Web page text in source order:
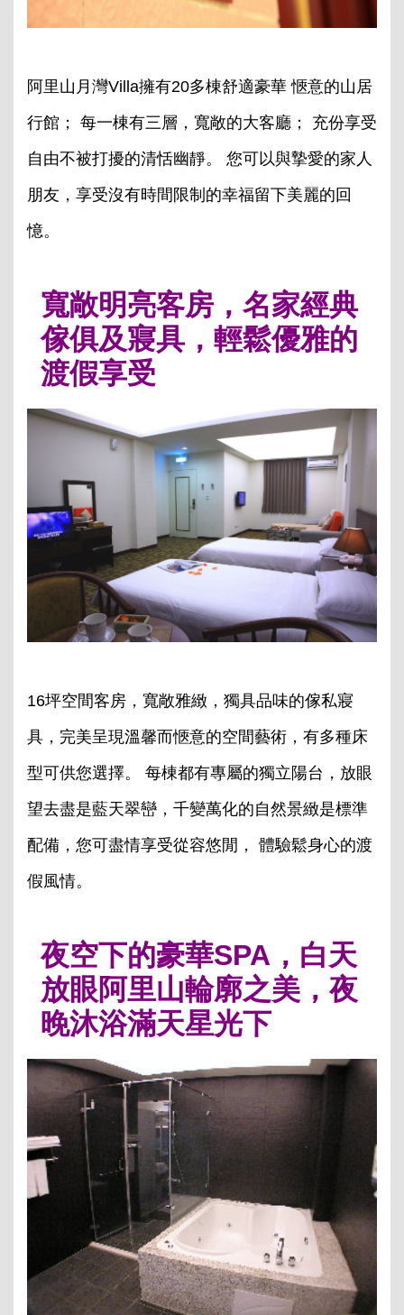
阿里山月灣Villa擁有20多棟舒適豪華 愜意的山居
行館； 每一棟有三層，寬敞的大客廳； 充份享受
自由不被打擾的清恬幽靜。 您可以與摯愛的家人
朋友，享受沒有時間限制的幸福留下美麗的回
憶。
寬敞明亮客房，名家經典
傢俱及寢具，輕鬆優雅的
渡假享受
16坪空間客房，寬敞雅緻，獨具品味的傢私寢
具，完美呈現溫馨而愜意的空間藝術，有多種床
型可供您選擇。 每棟都有專屬的獨立陽台，放眼
望去盡是藍天翠巒，千變萬化的自然景緻是標準
配備，您可盡情享受從容悠閒， 體驗鬆身心的渡
假風情。
夜空下的豪華SPA，白天
放眼阿里山輪廓之美，夜
晚沐浴滿天星光下